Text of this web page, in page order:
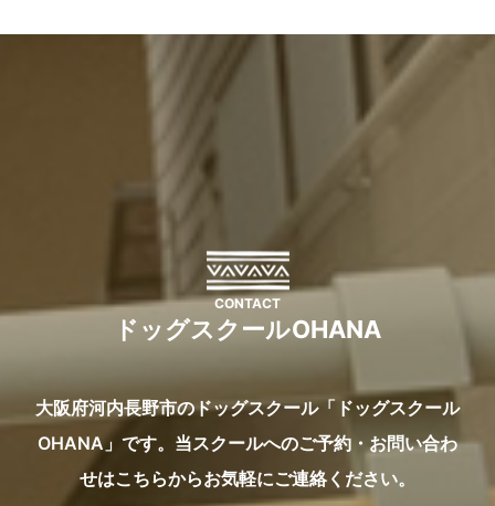
CONTACT
ドッグスクールOHANA
大阪府河内長野市のドッグスクール「ドッグスクール
OHANA」です。 当スクールへのご予約・お問い合わ
せはこちらからお気軽にご連絡ください。